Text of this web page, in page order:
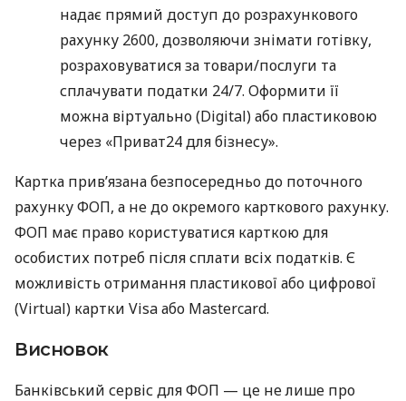
надає прямий доступ до розрахункового
рахунку 2600, дозволяючи знімати готівку,
розраховуватися за товари/послуги та
сплачувати податки 24/7. Оформити її
можна віртуально (Digital) або пластиковою
через «Приват24 для бізнесу».
Картка прив’язана безпосередньо до поточного
рахунку ФОП, а не до окремого карткового рахунку.
ФОП має право користуватися карткою для
особистих потреб після сплати всіх податків. Є
можливість отримання пластикової або цифрової
(Virtual) картки Visa або Mastercard.
Висновок
Банківський сервіс для ФОП — це не лише про